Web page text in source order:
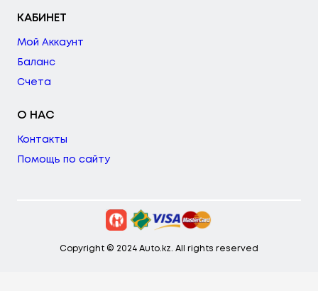
КАБИНЕТ
Мой Аккаунт
Баланс
Счета
О НАС
Контакты
Помощь по сайту
Copyright © 2024 Auto.kz. All rights reserved